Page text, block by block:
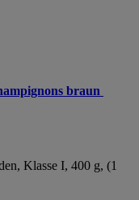
braun
Klasse I, 400 g, (1